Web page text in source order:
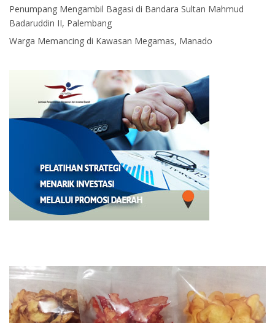
Penumpang Mengambil Bagasi di Bandara Sultan Mahmud
Badaruddin II, Palembang
Warga Memancing di Kawasan Megamas, Manado